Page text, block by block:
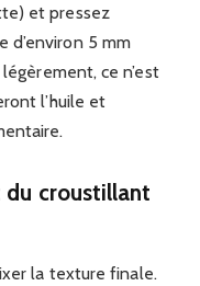
et pressez
d’environ 5 mm
ce n’est
l’huile et
du croustillant
la texture finale.